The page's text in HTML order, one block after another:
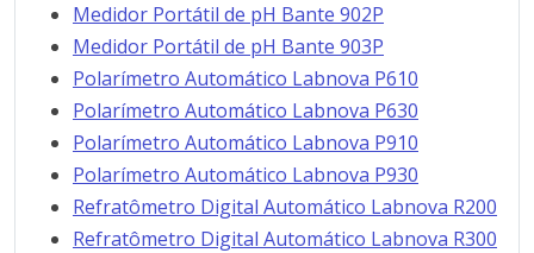
Medidor Portátil de pH Bante 902P
Medidor Portátil de pH Bante 903P
Polarímetro Automático Labnova P610
Polarímetro Automático Labnova P630
Polarímetro Automático Labnova P910
Polarímetro Automático Labnova P930
Refratômetro Digital Automático Labnova R200
Refratômetro Digital Automático Labnova R300